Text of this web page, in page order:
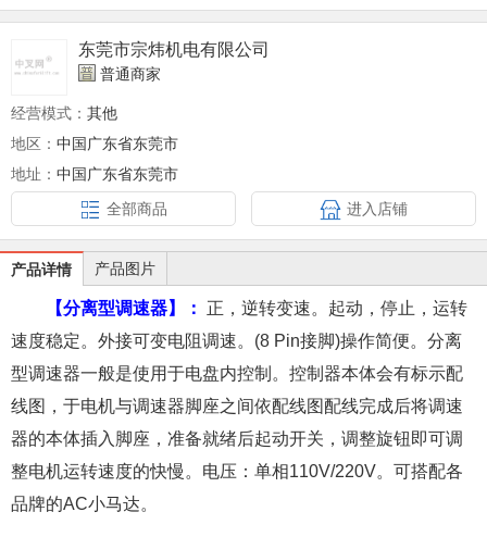
东莞市宗炜机电有限公司
普通商家
经营模式： 其他
地区： 中国广东省东莞市
地址： 中国广东省东莞市
全部商品
进入店铺
产品详情 产品图片
【分离型调速器】：
正，逆转变速。起动，停止，运转
速度稳定。外接可变电阻调速。(8 Pin接脚)操作简便。分离
型调速器一般是使用于电盘内控制。控制器本体会有标示配
线图，于电机与调速器脚座之间依配线图配线完成后将调速
器的本体插入脚座，准备就绪后起动开关，调整旋钮即可调
整电机运转速度的快慢。电压：单相110V/220V。可搭配各
品牌的AC小马达。